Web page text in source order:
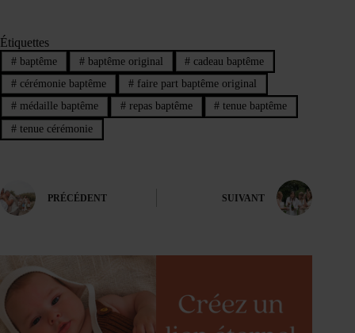
Étiquettes
#baptême #baptême original # cadeau baptême
#cérémonie baptême #faire part baptême original
#médaille baptême #repas baptême # tenue baptême
#tenue cérémonie
PRÉCÉDENT SUIVANT